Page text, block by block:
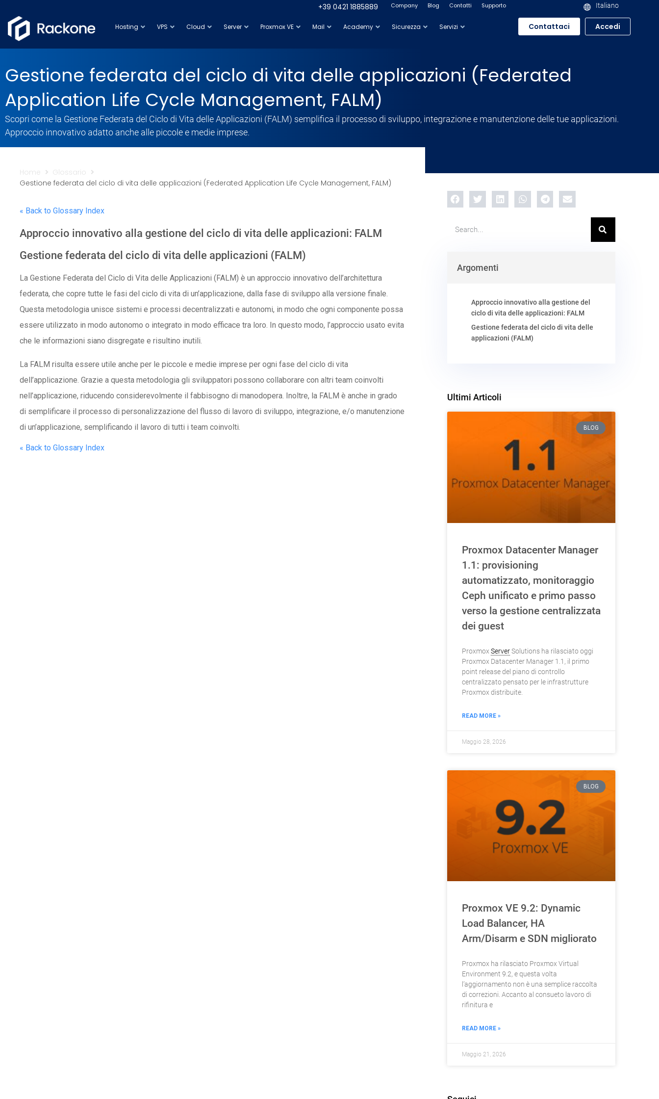
+39 0421 1885889 Company Blog Contatti Supporto Italiano
Hosting VPS Cloud Server Proxmox VE Mail Academy Sicurezza Servizi Contattaci Accedi
Gestione federata del ciclo di vita delle applicazioni (Federated
Application Life Cycle Management, FALM)
Scopri come la Gestione Federata del Ciclo di Vita delle Applicazioni (FALM) semplifica il processo di sviluppo, integrazione e manutenzione delle tue applicazioni.
Approccio innovativo adatto anche alle piccole e medie imprese.
Home
Glossario
Gestione federata del ciclo di vita delle applicazioni (Federated Application Life Cycle Management, FALM)
« Back to Glossary Index
Approccio innovativo alla gestione del ciclo di vita delle applicazioni: FALM
Gestione federata del ciclo di vita delle applicazioni (FALM)
La Gestione Federata del Ciclo di Vita delle Applicazioni (FALM) è un approccio innovativo dell’architettura
federata, che copre tutte le fasi del ciclo di vita di un’applicazione, dalla fase di sviluppo alla versione finale.
Questa metodologia unisce sistemi e processi decentralizzati e autonomi, in modo che ogni componente possa
essere utilizzato in modo autonomo o integrato in modo efficace tra loro. In questo modo, l’approccio usato evita
che le informazioni siano disgregate e risultino inutili.
La FALM risulta essere utile anche per le piccole e medie imprese per ogni fase del ciclo di vita
dell’applicazione. Grazie a questa metodologia gli sviluppatori possono collaborare con altri team coinvolti
nell’applicazione, riducendo considerevolmente il fabbisogno di manodopera. Inoltre, la FALM è anche in grado
di semplificare il processo di personalizzazione del flusso di lavoro di sviluppo, integrazione, e/o manutenzione
di un’applicazione, semplificando il lavoro di tutti i team coinvolti.
« Back to Glossary Index
Argomenti
Approccio innovativo alla gestione del
ciclo di vita delle applicazioni: FALM
Gestione federata del ciclo di vita delle
applicazioni (FALM)
Ultimi Articoli
BLOG
Proxmox Datacenter Manager
1.1: provisioning
automatizzato, monitoraggio
Ceph unificato e primo passo
verso la gestione centralizzata
dei guest
Proxmox ServerSolutions ha rilasciato oggi
Proxmox Datacenter Manager 1.1, il primo
point release del piano di controllo
centralizzato pensato per le infrastrutture
Proxmox distribuite.
READ MORE »
Maggio 28, 2026
BLOG
Proxmox VE 9.2: Dynamic
Load Balancer, HA
Arm/Disarm e SDN migliorato
Proxmox ha rilasciato Proxmox Virtual
Environment 9.2, e questa volta
l’aggiornamento non è una semplice raccolta
di correzioni. Accanto al consueto lavoro di
rifinitura e
READ MORE »
Maggio 21, 2026